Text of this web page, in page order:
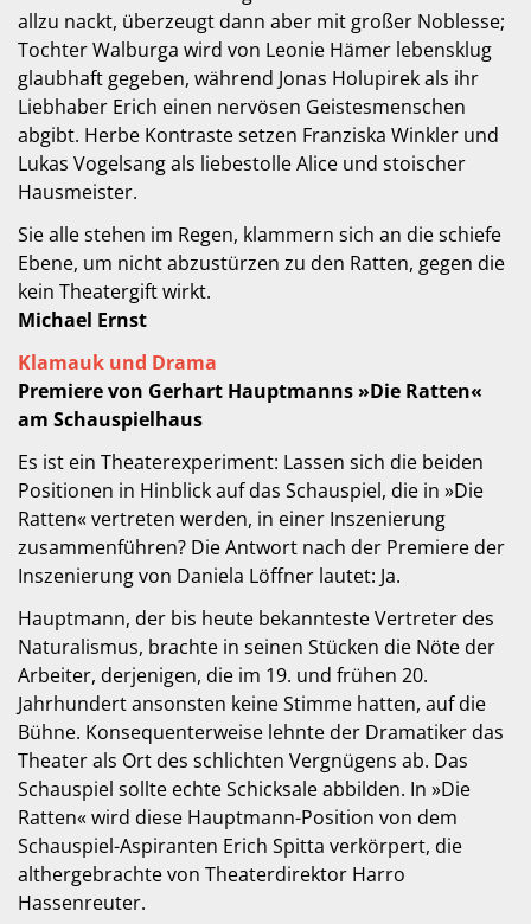
allzu nackt, überzeugt dann aber mit großer Noblesse;
Tochter Walburga wird von Leonie Hämer lebensklug
glaubhaft gegeben, während Jonas Holupirek als ihr
Liebhaber Erich einen nervösen Geistesmenschen
abgibt. Herbe Kontraste setzen Franziska Winkler und
Lukas Vogelsang als liebestolle Alice und stoischer
Hausmeister.
Sie alle stehen im Regen, klammern sich an die schiefe
Ebene, um nicht abzustürzen zu den Ratten, gegen die
kein Theatergift wirkt.
Michael Ernst
Klamauk und Drama
Premiere von Gerhart Hauptmanns »Die Ratten«
am Schauspielhaus
Es ist ein Theaterexperiment: Lassen sich die beiden
Positionen in Hinblick auf das Schauspiel, die in »Die
Ratten« vertreten werden, in einer Inszenierung
zusammenführen? Die Antwort nach der Premiere der
Inszenierung von Daniela Löffner lautet: Ja.
Hauptmann, der bis heute bekannteste Vertreter des
Naturalismus, brachte in seinen Stücken die Nöte der
Arbeiter, derjenigen, die im 19. und frühen 20.
Jahrhundert ansonsten keine Stimme hatten, auf die
Bühne. Konsequenterweise lehnte der Dramatiker das
Theater als Ort des schlichten Vergnügens ab. Das
Schauspiel sollte echte Schicksale abbilden. In »Die
Ratten« wird diese Hauptmann-Position von dem
Schauspiel-Aspiranten Erich Spitta verkörpert, die
althergebrachte von Theaterdirektor Harro
Hassenreuter.